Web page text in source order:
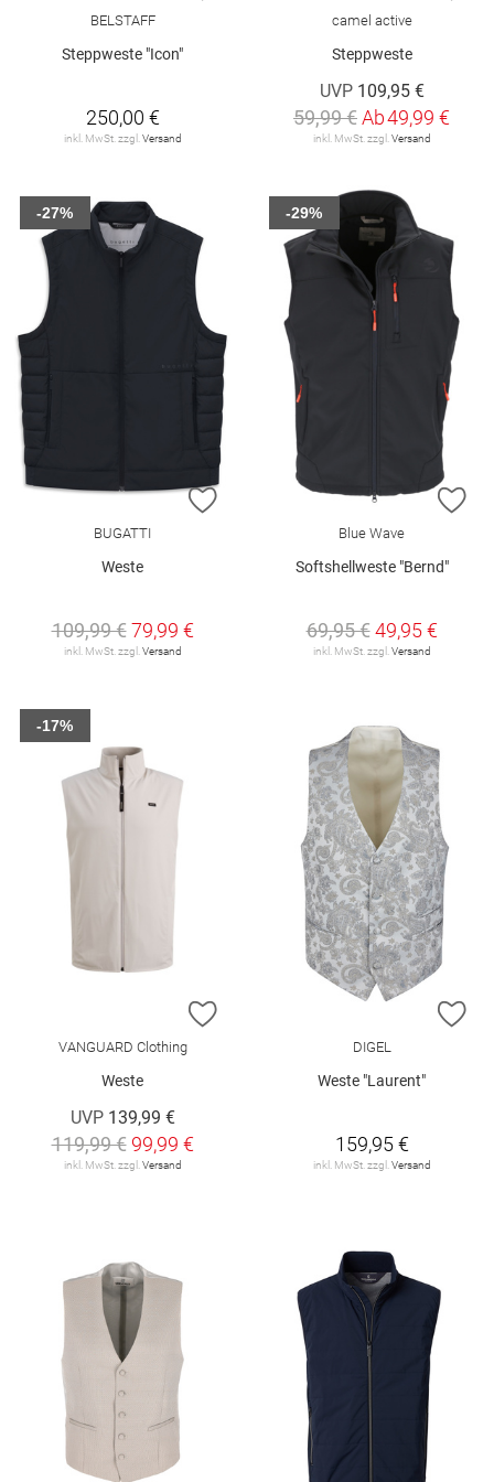
BELSTAFF
Steppweste "Icon"
250,00 €
inkl. MwSt. zzgl. Versand
camel active
Steppweste
UVP 109,95 €
59,99 €Ab49,99 €
inkl. MwSt. zzgl. Versand
ZUR WUNSCHLISTE HINZUFÜGEN
BUGATTI
Weste
109,99 € 79,99 €
inkl. MwSt. zzgl.Versand
-27%
Blue Wave
Softshellweste "Bernd"
69,95 € 49,95 €
inkl. MwSt. zzgl.Versand
-29%
ZUR WUNSCHLISTE HINZUFÜGEN
VANGUARD Clothing
Weste
UVP 139,99 €
119,99 € 99,99 €
inkl. MwSt. zzgl. Versand
-17%
DIGEL
Weste "Laurent"
159,95 €
inkl. MwSt. zzgl. Versand